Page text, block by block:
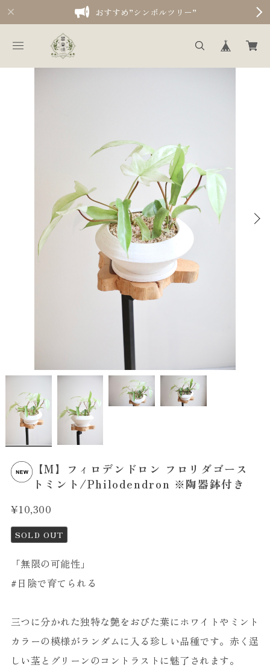
おすすめ”シンボルツリー”
【M】フィロデンドロン フロリダゴース
トミント/Philodendron ※陶器鉢付き
¥10,300
SOLD OUT
「無限の可能性」
#日陰で育てられる
三つに分かれた独特な艶をおびた葉にホワイトやミント
カラーの模様がランダムに入る珍しい品種です。赤く逞
しい茎とグリーンのコントラストに魅了されます。